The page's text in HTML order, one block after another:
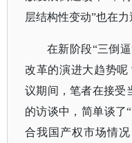
层结构性变动”也在力
在新阶段“三倒
改革的演进大趋势呢
议期间，笔者在接受
的访谈中，简单谈了“
合我国产权市场情